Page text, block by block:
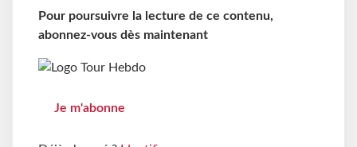
Pour poursuivre la lecture de ce contenu,
abonnez-vous dès maintenant
Je m'abonne